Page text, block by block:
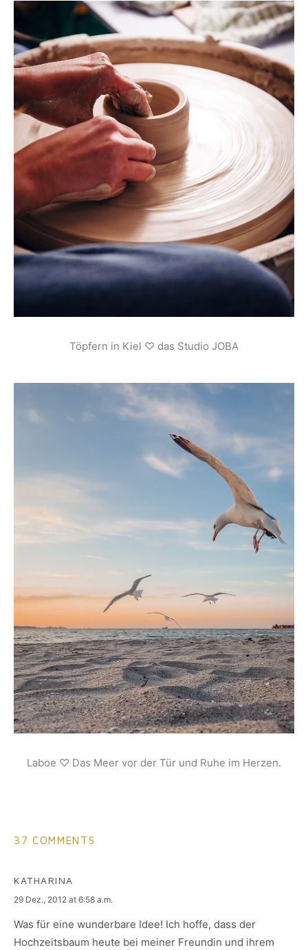
Töpfern in Kiel ♡ das Studio JOBA
Laboe ♡ Das Meer vor der Tür und Ruhe im Herzen.
37 COMMENTS
KATHARINA
says:
29 Dez., 2012 at 6:58 a.m.
Was für eine wunderbare Idee! Ich hoffe, dass der
Hochzeitsbaum heute bei meiner Freundin und ihrem